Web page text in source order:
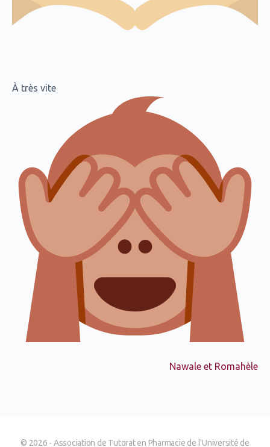
À très vite
Nawale et Romahèle
© 2026 - Association de Tutorat en Pharmacie de l'Université de